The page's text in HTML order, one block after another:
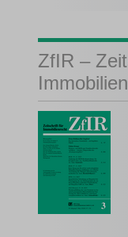
ZfIR –